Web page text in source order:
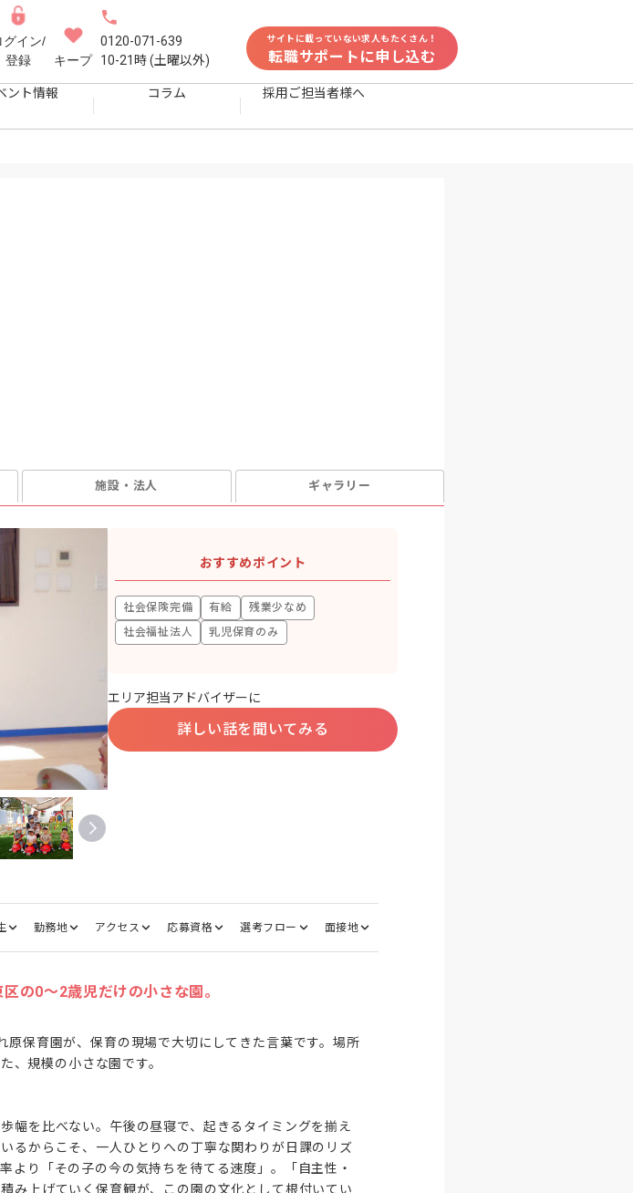
グイン/
登録
キープ
0120-071-639
10-21時 (土曜以外)
サイトに載っていない求人もたくさん！
転職サポートに申し込む
ント情報 コラム 採用ご担当者様へ
施設・法人 ギャラリー
おすすめポイント
社会保険完備 有給
残業少なめ
社会福祉法人
乳児保育のみ
エリア担当アドバイザーに
詳しい話を聞いてみる
勤務地 アクセス 応募資格 選考フロー 面接地
の0〜2歳児だけの小さな園。
保育園が、保育の現場で大切にしてきた言葉です。場所
、規模の小さな園です。
幅を比べない。午後の昼寝で、起きるタイミングを揃え
るからこそ、一人ひとりへの丁寧な関わりが日課のリズ
より「その子の今の気持ちを待てる速度」。「自主性・
み上げていく保育観が、この園の文化として根付いてい